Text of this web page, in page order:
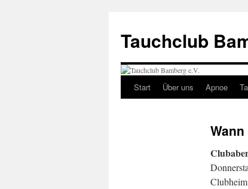
Tauchclub
Start Über uns Apnoe